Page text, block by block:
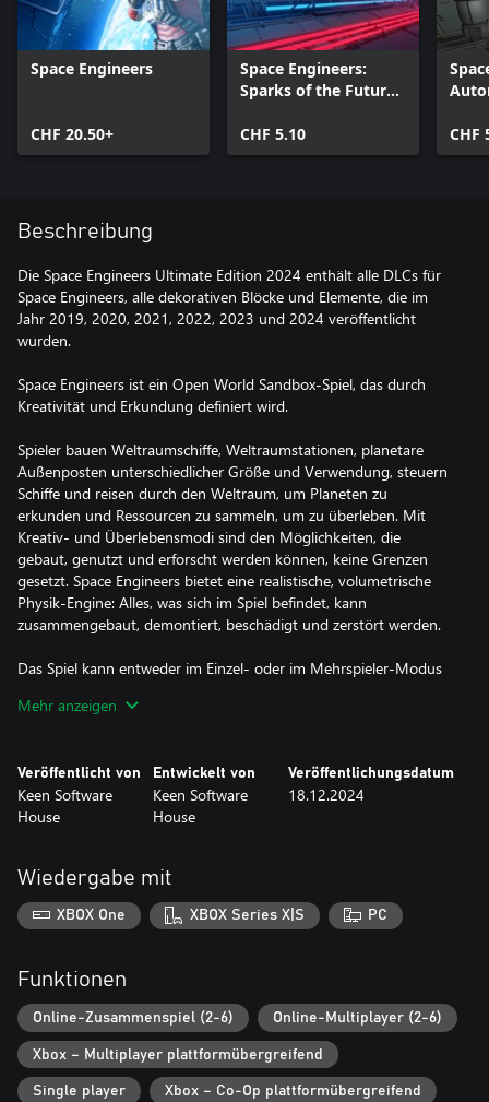
Space Engineers
CHF 20.50+
Space Engineers:
Sparks of the Future
CHF 5.10
CHF
Beschreibung
Die Space Engineers Ultimate Edition 2024 enthält alle DLCs für
Space Engineers, alle dekorativen Blöcke und Elemente, die im
Jahr 2019, 2020, 2021, 2022, 2023 und 2024 veröffentlicht
wurden.
Space Engineers ist ein Open World Sandbox-Spiel, das durch
Kreativität und Erkundung definiert wird.
Spieler bauen Weltraumschiffe, Weltraumstationen, planetare
Außenposten unterschiedlicher Größe und Verwendung, steuern
Schiffe und reisen durch den Weltraum, um Planeten zu
erkunden und Ressourcen zu sammeln, um zu überleben. Mit
Kreativ- und Überlebensmodi sind den Möglichkeiten, die
gebaut, genutzt und erforscht werden können, keine Grenzen
gesetzt. Space Engineers bietet eine realistische, volumetrische
Physik-Engine: Alles, was sich im Spiel befindet, kann
zusammengebaut, demontiert, beschädigt und zerstört werden.
Das Spiel kann entweder im Einzel- oder im Mehrspieler-Modus
• Planeten und Monde - vollständig zerstörbar und beständig,
volumetrisch, Atmosphäre, Schwerkraft, Klimazonen
o Kreativ - unbegrenzte Ressourcen, sofortiges Bauen, kein Tod
o Überleben - realistische Verwaltung von Ressourcen und
• Mehrspieler
o Kreativ- und Überlebensmodus mit deinen Freunden
Mehr anzeigen
Veröffentlicht von
Keen Software
House
Entwickelt von
Keen Software
House
Veröffentlichungsdatum
18.12.2024
Wiedergabe mit
XBOX One XBOX Series X|S PC
Funktionen
Online-Zusammenspiel (2-6) Online-Multiplayer (2-6)
Xbox – Multiplayer plattformübergreifend
Single player Xbox – Co-Op plattformübergreifend